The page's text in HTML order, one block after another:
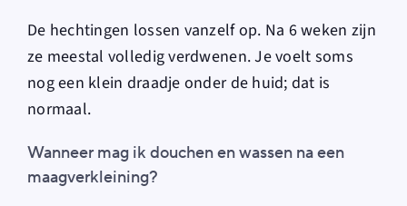
De hechtingen lossen vanzelf op. Na 6 weken zijn
ze meestal volledig verdwenen. Je voelt soms
nog een klein draadje onder de huid; dat is
normaal.
Wanneer mag ik douchen en wassen na een
maagverkleining?